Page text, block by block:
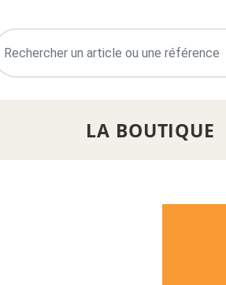
LA BOUTIQUE